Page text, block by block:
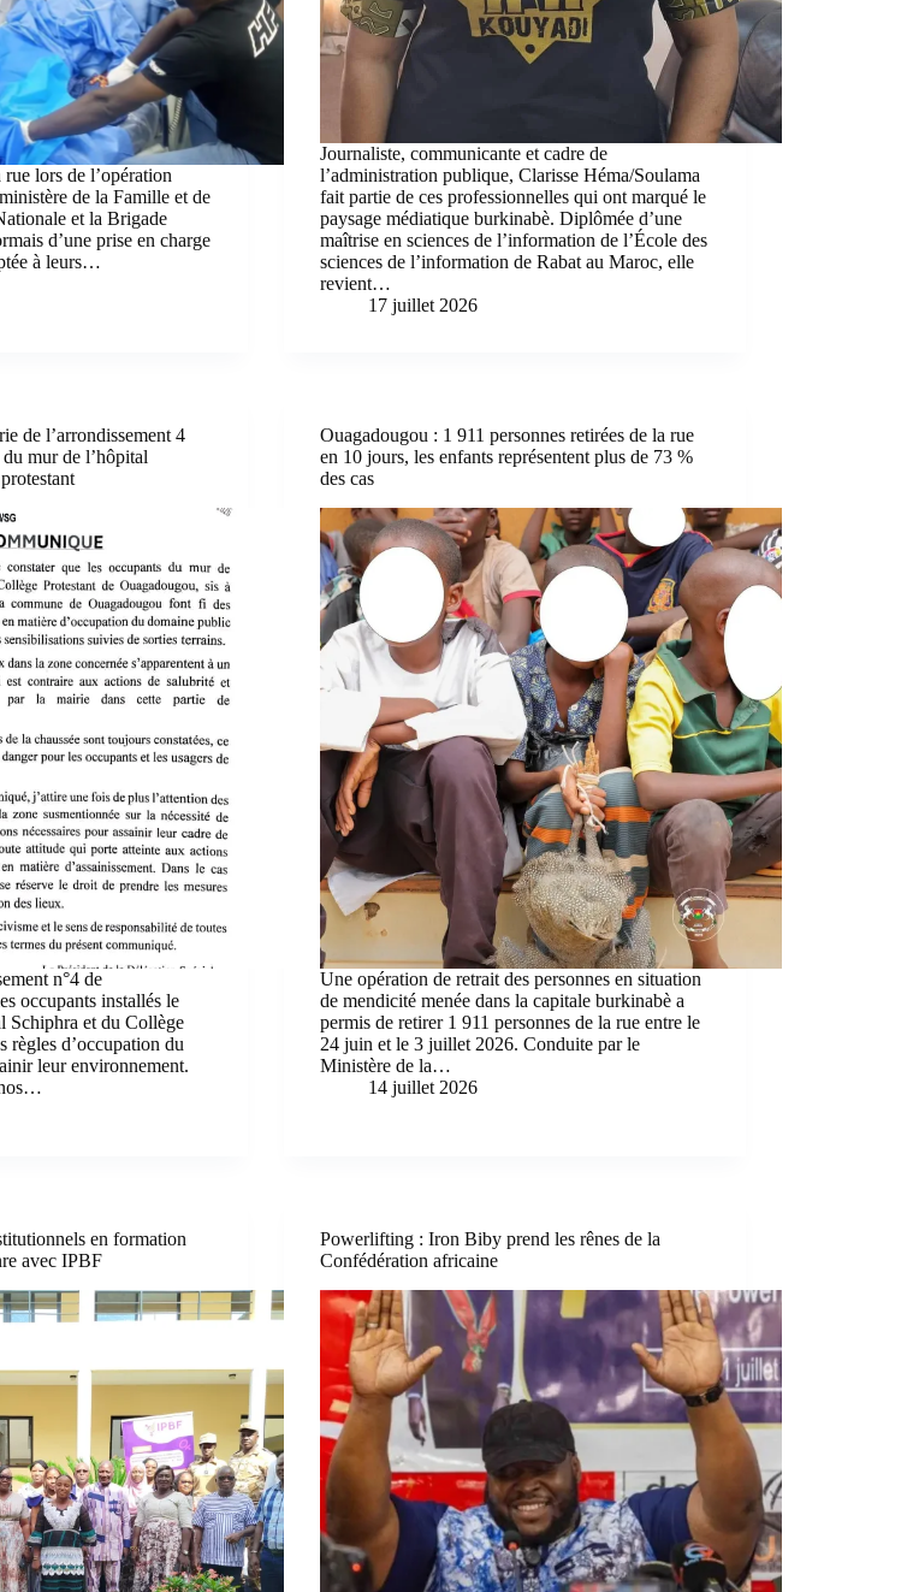
lors de l’opération
de la Famille et de
et la Brigade
d’une prise en charge
à leurs…
Journaliste, communicante et cadre de
l’administration publique, Clarisse Héma/Soulama
fait partie de ces professionnelles qui ont marqué le
paysage médiatique burkinabè. Diplômée d’une
maîtrise en sciences de l’information de l’École des
sciences de l’information de Rabat au Maroc, elle
revient…
17 juillet 2026
de l’arrondissement 4
mur de l’hôpital
n°4 de
occupants installés le
Schiphra et du Collège
règles d’occupation du
leur environnement.
Ouagadougou : 1 911 personnes retirées de la rue
en 10 jours, les enfants représentent plus de 73 %
des cas
Une opération de retrait des personnes en situation
de mendicité menée dans la capitale burkinabè a
permis de retirer 1 911 personnes de la rue entre le
24 juin et le 3 juillet 2026. Conduite par le
Ministère de la…
14 juillet 2026
en formation
avec IPBF
Powerlifting : Iron Biby prend les rênes de la
Confédération africaine